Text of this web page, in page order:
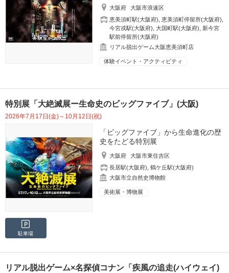
大阪府
大阪市浪速区
恵美須町駅(大阪府) ,恵美須町停留所(大阪府)
今宮戎駅(大阪府) ,大国町駅(大阪府)
新今宮
駅前停留所(大阪府)
リアル脱出ゲーム大阪恵美須町店
体験イベント・アクティビティ
特別展「大絶滅展ー生命史のビッグファイブ」(大阪)
2026年7月17日(金)～10月12日(祝)
「ビッグファイブ」から生命進化の歴
史をたどる特別展
大阪府
大阪市東住吉区
長居駅(大阪府) ,鶴ケ丘駅(大阪府)
大阪市立自然史博物館
美術展・博物展
駐車場
リアル脱出ゲーム×名探偵コナン「疾風の追走(ハイウェイ)